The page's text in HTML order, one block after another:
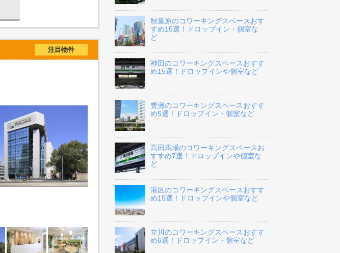
注目物件
秋葉原のコワーキングスペースおす
すめ15選！ドロップイン・個室な
ど
神田のコワーキングスペースおすす
め15選！ドロップインや個室など
豊洲のコワーキングスペースおすす
め5選！ドロップイン・個室など
高田馬場のコワーキングスペースお
すすめ7選！ドロップインや個室な
ど
港区のコワーキングスペースおすす
め15選！ドロップインや個室など
立川のコワーキングスペースおすす
め6選！ドロップイン・個室など